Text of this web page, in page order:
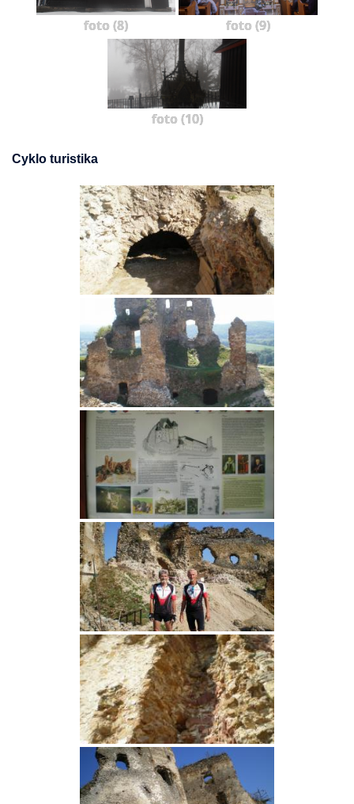
foto (8) foto (9)
foto (10)
Cyklo turistika